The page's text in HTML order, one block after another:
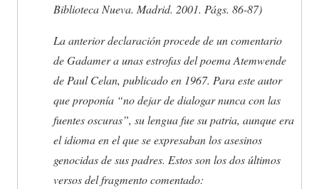
Biblioteca Nueva. Madrid. 2001. Págs. 86-87)
La anterior declaración procede de un comentario
de Gadamer a unas estrofas del poema Atemwende
de Paul Celan, publicado en 1967. Para este autor
que proponía “no dejar de dialogar nunca con las
fuentes oscuras”, su lengua fue su patria, aunque era
el idioma en el que se expresaban los asesinos
genocidas de sus padres. Estos son los dos últimos
versos del fragmento comentado: